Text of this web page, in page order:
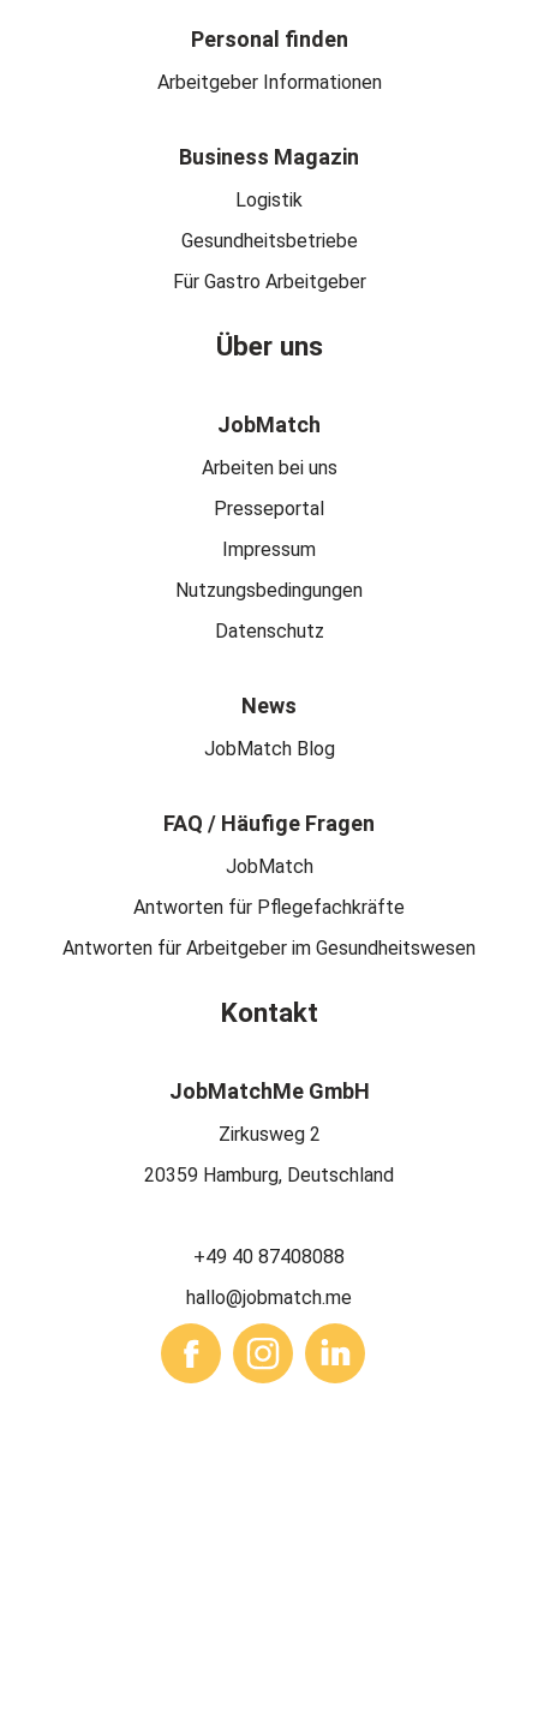
Personal finden
Arbeitgeber Informationen
Business Magazin
Logistik
Gesundheitsbetriebe
Für Gastro Arbeitgeber
Über uns
JobMatch
Arbeiten bei uns
Presseportal
Impressum
Nutzungsbedingungen
Datenschutz
News
JobMatch Blog
FAQ / Häufige Fragen
JobMatch
Antworten für Pflegefachkräfte
Antworten für Arbeitgeber im Gesundheitswesen
Kontakt
JobMatchMe GmbH
Zirkusweg 2
20359 Hamburg, Deutschland
+49 40 87408088
hallo@jobmatch.me